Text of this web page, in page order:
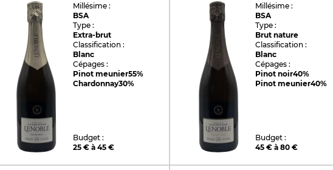
Millésime :
BSA
Type :
Extra-brut
Classification :
Blanc
Cépages :
Pinot meunier55%
Chardonnay30%
Budget :
25 € à 45 €
Millésime :
BSA
Type :
Brut nature
Classification :
Blanc
Cépages :
Pinot noir40%
Pinot meunier40%
Budget :
45 € à 80 €